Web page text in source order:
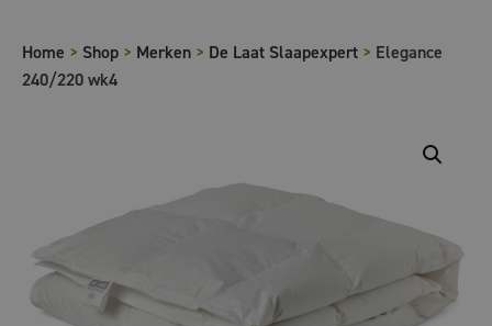
Home > Shop > Merken > De Laat Slaapexpert > Elegance
240/220 wk4